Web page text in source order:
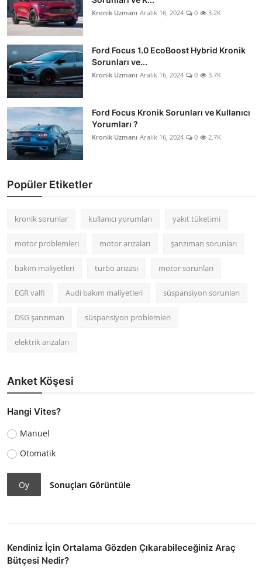
Kronik Uzmanı Aralık 16, 2024 0 3.2K
Ford Focus 1.0 EcoBoost Hybrid Kronik
Sorunları ve...
Kronik Uzmanı Aralık 16, 2024 0 3.7K
Ford Focus Kronik Sorunları ve Kullanıcı
Yorumları ?
Kronik Uzmanı Aralık 16, 2024 0 2.7K
Popüler Etiketler
kronik sorunlar kullanıcı yorumları yakıt tüketimi
motor problemleri motor arızaları şanzıman sorunları
bakım maliyetleri turbo arızası motor sorunları
EGR valfi Audi bakım maliyetleri süspansiyon sorunları
DSG şanzıman süspansiyon problemleri
elektrik arızaları
Anket Köşesi
Hangi Vites?
Manuel
Otomatik
Oy Sonuçları Görüntüle
Kendiniz İçin Ortalama Gözden Çıkarabileceğiniz Araç
Bütçesi Nedir?